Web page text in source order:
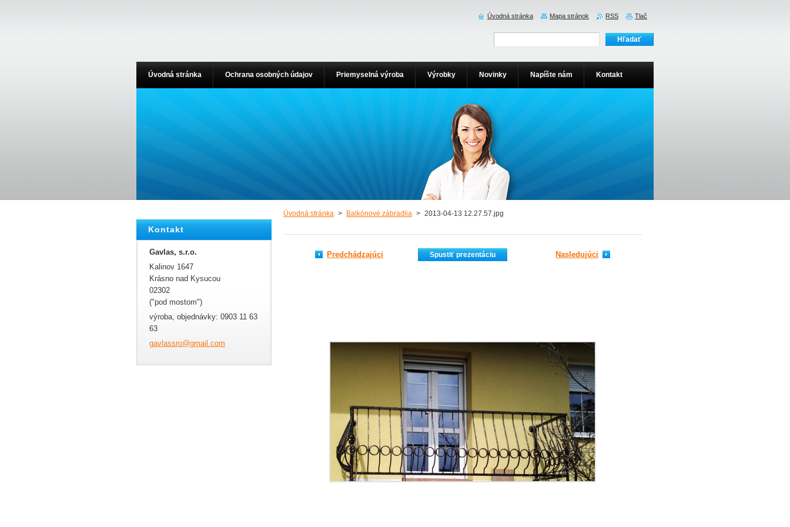
Úvodná stránka > Balkónové zábradlia > 2013-04-13 12.27.57.jpg
Predchádzajúci Spustiť prezentáciu Nasledujúci
Kontakt
Gavlas, s.r.o.
Kalinov 1647
Krásno nad Kysucou
02302
("pod mostom")
výroba, objednávky: 0903 11 63
63
gavlassro@gmail.com
Úvodná stránka Ochrana osobných údajov Priemyselná výroba Výrobky Novinky Napíšte nám Kontakt
Úvodná stránka Mapa stránok RSS Tlač